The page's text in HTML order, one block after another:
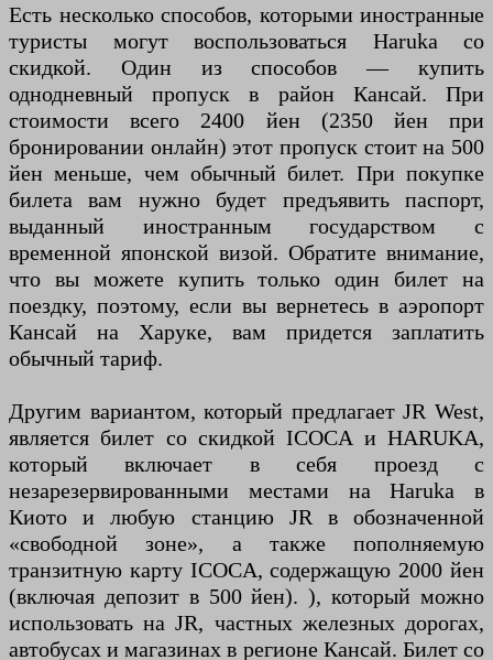
Есть несколько способов, которыми иностранные
туристы могут воспользоваться Haruka со
скидкой. Один из способов — купить
однодневный пропуск в район Кансай. При
стоимости всего 2400 йен (2350 йен при
бронировании онлайн) этот пропуск стоит на 500
йен меньше, чем обычный билет. При покупке
билета вам нужно будет предъявить паспорт,
выданный иностранным государством с
временной японской визой. Обратите внимание,
что вы можете купить только один билет на
поездку, поэтому, если вы вернетесь в аэропорт
Кансай на Харуке, вам придется заплатить
обычный тариф.
Другим вариантом, который предлагает JR West,
является билет со скидкой ICOCA и HARUKA,
который включает в себя проезд с
незарезервированными местами на Haruka в
Киото и любую станцию JR в обозначенной
«свободной зоне», а также пополняемую
транзитную карту ICOCA, содержащую 2000 йен
(включая депозит в 500 йен). ), который можно
использовать на JR, частных железных дорогах,
автобусах и магазинах в регионе Кансай. Билет со